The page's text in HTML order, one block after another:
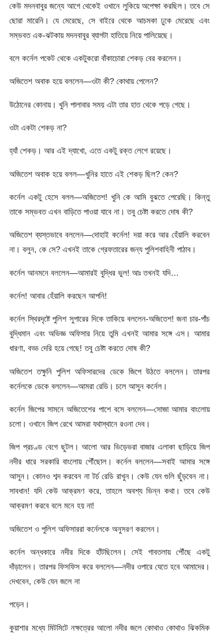
কেউ মদনবাবুর জন্যে আগে থেকেই ওখানে লুকিয়ে অপেক্ষা করছিল। তবে সে
ছোরা মারেনি। যে মেরেছে, সে বাইরে থেকে আচমকা ঢুকে মেরেছে এবং
সম্ভবত এক-ঝটকায় মদনবাবুর ব্যাগটা হাতিয়ে নিয়ে পালিয়েছে।
বলে কর্নেল পকেট থেকে একটুকরো বাঁকাচোরা শেকড় বের করলেন।
অজিতেশ অবাক হয়ে বললেন—ওটা কী? কোথায় পেলেন?
উঠোনের কোনায়। খুনি পালাবার সময় এটা তার হাত থেকে পড়ে গেছে।
ওটা একটা শেকড় না?
হ্যাঁ শেকড়। আর এই দ্যাখো, এতে একটু রক্ত লেগে রয়েছে।
অজিতেশ অবাক হয়ে বলল—খুনির হাতে এই শেকড় ছিল? কেন?
কর্নেল একটু হেসে বলল—অজিতেশ! খুনি কে আমি বুঝতে পেরেছি। কিন্তু
তাকে সম্ভবত এখন বাড়িতে পাওয়া যাবে না। তবু চেষ্টা করতে দোষ কী?
অজিতেশ ব্যস্তভাবে বললেন—দোহাই কর্নেল! দয়া করে আর হেঁয়ালি করবেন
না। বলুন, কে সে? এখনই তাকে গ্রেফতারের জন্য পুলিশবাহিনী পাঠাব।
কর্নেল আনমনে বললেন—আমারই বুদ্ধির ভুল! আঃ তখনই যদি…
কর্নেল! আবার হেঁয়ালি করছেন আপনি!
কর্নেল স্থিরদৃষ্টে পুলিশ সুপারের দিকে তাকিয়ে বললেন-অজিতেশ! জনা চার-পাঁচ
বুদ্ধিমান এবং অভিজ্ঞ অফিসার নিয়ে তুমি এখনই আমার সঙ্গে এস। আমার
ধারণা, বড্ড দেরি হয়ে গেছে! তবু চেষ্টা করতে দোষ কী?
অজিতেশ তক্ষুনি পুলিশ অফিসারদের ডেকে জিপে উঠতে বললেন। তারপর
কর্নেলকে ডেকে বললেন—আমরা রেডি। চলে আসুন কর্নেল।
কর্নেল জিপের সামনে অজিতেশের পাশে বসে বললেন—সোজা আমার বাংলোয়
চলো। ওখানে জিপ রেখে আমরা যথাস্থানে রওনা দেব।
জিপ প্রচণ্ড বেগে ছুটল। আলো আর ভিড়েভরা বাজার এলাকা ছাড়িয়ে জিপ
নদীর ধারে সরকারি বাংলোয় পৌঁছোল। কর্নেল বললেন—সবাই আমার সঙ্গে
আসুন। কোনও শব্দ করবেন না টর্চ রেডি রাখুন। কেউ যেন গুলি ছুঁড়বেন না।
সাবধান! যদি কেউ আক্রমণ করে, তাহলে অবশ্য ভিন্ন কথা। তবে কেউ
আক্রমণ করবে বলে মনে হয় না!
অজিতেশ ও পুলিশ অফিসাররা কর্নেলকে অনুসরণ করলেন।
কর্নেল অন্ধকারে নদীর দিকে হাঁটছিলেন। সেই গাবতলায় পৌঁছে একটু
দাঁড়ালেন। তারপর ফিসফিস করে বললেন—নদীর ওপারে যেতে হবে আমাদের।
দেখবেন, কেউ যেন জলে না
পড়েন।
কুয়াশার মধ্যে মিটমিটে নক্ষত্রের আলো নদীর জলে কোথাও কোথাও ঝিকমিক